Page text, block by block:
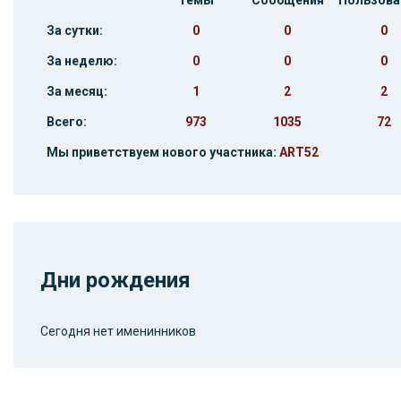
За сутки: 0 0 0
За неделю: 0 0 0
За месяц: 1 2 2
Всего: 973 1035 72
Мы приветствуем нового участника: ART52
Дни рождения
Сегодня нет именинников